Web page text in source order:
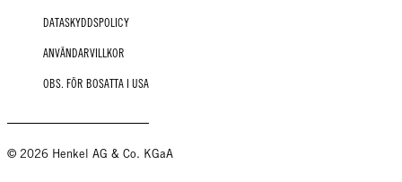
DATASKYDDSPOLICY
ANVÄNDARVILLKOR
OBS. FÖR BOSATTA I USA
© 2026 Henkel AG & Co. KGaA